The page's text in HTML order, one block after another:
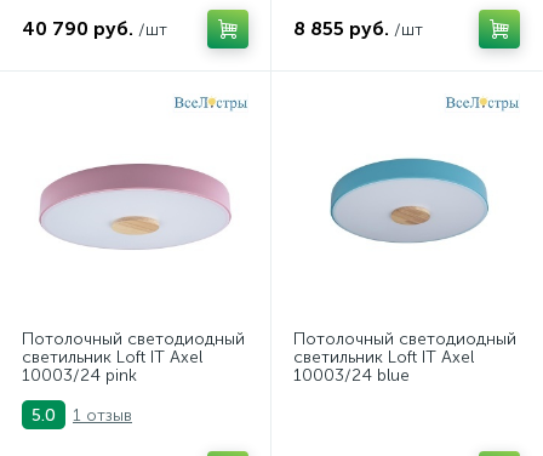
40 790 руб. /шт 8 855 руб. /шт
Потолочный светодиодный
светильник Loft IT Axel
10003/24 pink
5.0
1 отзыв
Потолочный светодиодный
светильник Loft IT Axel
10003/24 blue